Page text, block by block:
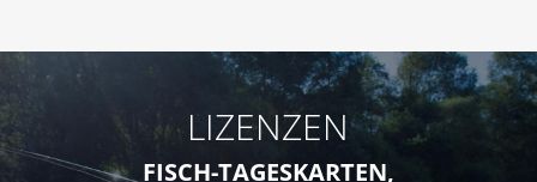
LIZENZEN
FISCH-TAGESKARTEN,